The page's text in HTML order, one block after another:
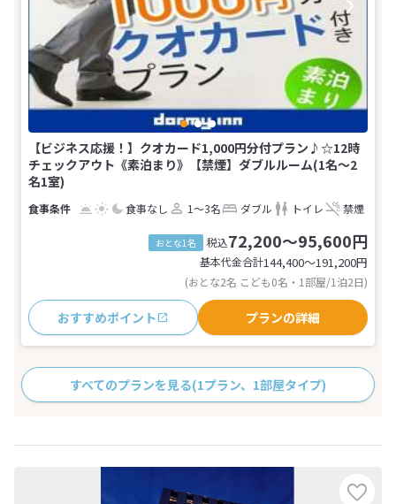
【ビジネス応援！】クオカード1,000円分付プラン♪☆12時
チェックアウト《素泊まり》【禁煙】ダブルルーム(1名～2
名1室)
食事なし 1～3名 ダブル トイレ 禁煙
おとな1名 税込72,200～95,600円
基本代金合計144,400〜191,200円
(おとな2名 こども0名・1部屋/1泊2日)
おすすめポイント プランの詳細
すべてのプランを見る(1プラン、1部屋タイプ)